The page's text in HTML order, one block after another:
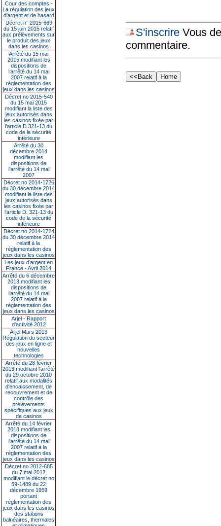
Cour des comptes -
La régulation des jeux
d’argent et de hasard
Décret n° 2015-669
du 15 juin 2015 relatif
aux prélèvements sur
le produit des jeux
dans les casinos
Arrêté du 15 mai
2015 modifiant les
dispositions de
l’arrêté du 14 mai
2007 relatif à la
réglementation des
jeux dans les casinos
Décret no 2015-540
du 15 mai 2015
modifiant la liste des
jeux autorisés dans
les casinos fixée par
l’article D.321-13 du
code de la sécurité
intérieure
Arrêté du 30
décembre 2014
modifiant les
dispositions de
l’arrêté du 14 mai
2007
Décret no 2014-1726
du 30 décembre 2014
modifiant la liste des
jeux autorisés dans
les casinos fixée par
l’article D. 321-13 du
code de la sécurité
intérieure
Décret no 2014-1724
du 30 décembre 2014
relatif à la
réglementation des
jeux dans les casinos
Les jeux d’argent en
France - Avril 2014
Arrêté du 6 décembre
2013 modifiant les
dispositions de
l’arrêté du 14 mai
2007 relatif à la
réglementation des
jeux dans les casinos
Arjel - Rapport
d'activité 2012
Arjel Mars 2013
Régulation du secteur
des jeux en ligne et
nouvelles
technologies
Arrêté du 28 février
2013 modifiant l'arrêté
du 29 octobre 2010
relatif aux modalités
d'encaissement, de
recouvrement et de
contrôle des
prélèvements
spécifiques aux jeux
de casinos
Arrêté du 14 février
2013 modifiant les
dispositions de
l'arrêté du 14 mai
2007 relatif à la
réglementation des
jeux dans les casinos
Décret no 2012-685
du 7 mai 2012
modifiant le décret no
59-1489 du 22
décembre 1959
portant
réglementation des
jeux dans les casinos
des stations
balnéaires, thermales
S'inscrireVous
commentaire.